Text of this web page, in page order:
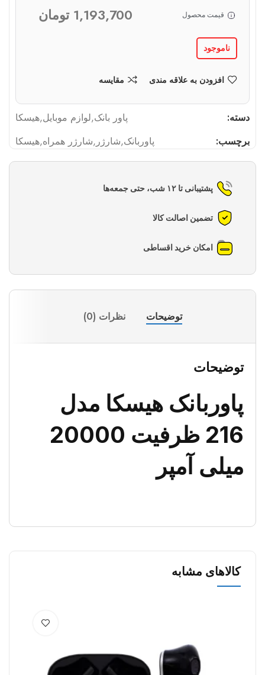
قیمت محصول 1,193,700 تومان
ناموجود
افزودن به علاقه مندی مقایسه
دسته: پاور بانک,لوازم موبایل,هیسکا
برچسب:
پاوربانک,شارژر ,شارژر همراه,هیسکا
پشتیبانی تا ۱۲ شب، حتی جمعه‌ها
تضمین اصالت کالا
امکان خرید اقساطی
توضیحات نظرات (0)
توضیحات
پاوربانک هیسکا مدل
216 ظرفیت 20000
میلی آمپر
کالاهای مشابه